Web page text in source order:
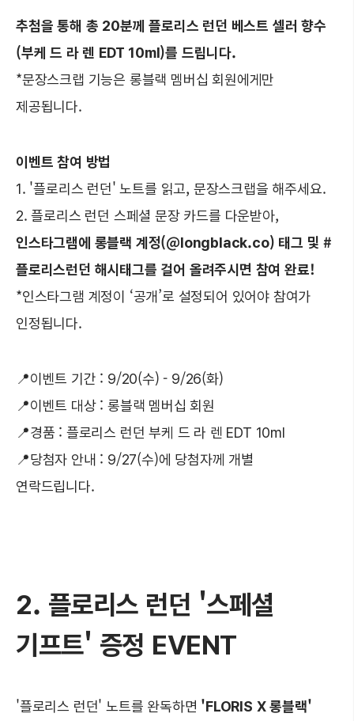
추첨을 통해 총 20분께 플로리스 런던 베스트 셀러 향수
(부케 드 라 렌 EDT 10ml)를 드립니다.
*문장스크랩 기능은 롱블랙 멤버십 회원에게만
제공됩니다.
이벤트 참여 방법
1. '플로리스 런던' 노트를 읽고, 문장스크랩을 해주세요.
2. 플로리스 런던 스페셜 문장 카드를 다운받아,
인스타그램에 롱블랙 계정(@longblack.co) 태그 및 #
플로리스런던 해시태그를 걸어 올려주시면 참여 완료!
*인스타그램 계정이 ‘공개’로 설정되어 있어야 참여가
인정됩니다.
📍이벤트 기간 : 9/20(수) - 9/26(화)
📍이벤트 대상 : 롱블랙 멤버십 회원
📍경품 : 플로리스 런던 부케 드 라 렌 EDT 10ml
📍당첨자 안내 : 9/27(수)에 당첨자께 개별
연락드립니다.
2. 플로리스 런던 '스페셜
기프트' 증정 EVENT
'플로리스 런던' 노트를 완독하면 'FLORIS X 롱블랙'